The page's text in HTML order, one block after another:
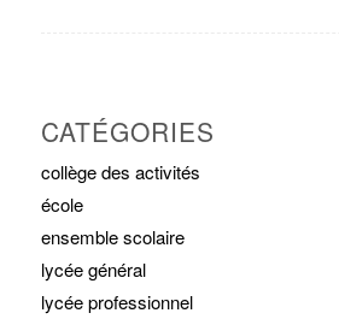
CATÉGORIES
collège des activités
école
ensemble scolaire
lycée général
lycée professionnel